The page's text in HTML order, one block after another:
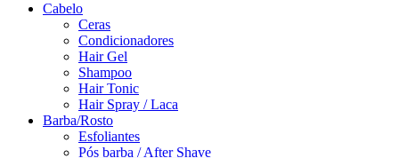
Cabelo
Ceras
Condicionadores
Hair Gel
Shampoo
Hair Tonic
Hair Spray / Laca
Barba/Rosto
Esfoliantes
Pós barba / After Shave